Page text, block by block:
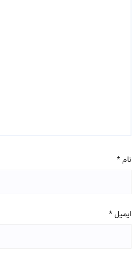
نام*
ایمیل*